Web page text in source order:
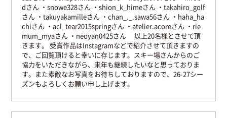
dさん ・snowe328さん ・shion_k_himeさん ・takahiro_golf
さん ・takuyakamilleさん ・chan_._.sawa56さん ・haha_ha
chiさん ・acl_tear2015springさん ・atelier.acoreさん ・rie
mum_myaさん ・neoyan0425さん 以上20名様とさせて頂
きます。
受賞作品はInstagramなどで紹介させて頂きますの
で、ご回覧頂けると幸いに存じます。スキー場さんからのご
協力をいただきながら、来年も継続したいなと思っておりま
す。また素敵なお写真をお待ちしておりますので、26-27シー
ズンもよろしくお願い申し上げます。